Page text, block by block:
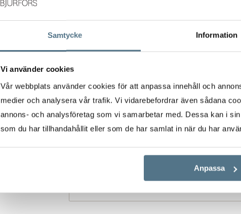
Samtycke Information
Vi använder cookies
Vår webbplats använder cookies för att anpassa innehåll och
medier och analysera vår trafik. Vi vidarebefordrar även sådana
annons- och analysföretag som vi samarbetar med. Dessa kan i
som du har tillhandahållit eller som de har samlat in när du har
Anpassa
Efternamn*
Mobilnummer*
E-post